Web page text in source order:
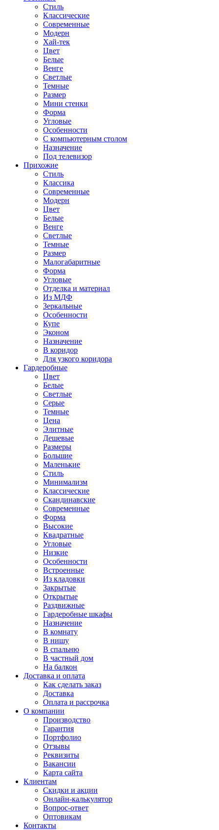
Стиль
Классические
Современные
Модерн
Хай-тек
Цвет
Белые
Венге
Светлые
Темные
Размер
Мини стенки
Форма
Угловые
Особенности
С компьютерным столом
Назначение
Под телевизор
Прихожие
Стиль
Классика
Современные
Модерн
Цвет
Белые
Венге
Светлые
Темные
Размер
Малогабаритные
Форма
Угловые
Отделка и материал
Из МДФ
Зеркальные
Особенности
Купе
Эконом
Назначение
В коридор
Для узкого коридора
Гардеробные
Цвет
Белые
Светлые
Серые
Темные
Цена
Элитные
Дешевые
Размеры
Большие
Маленькие
Стиль
Минимализм
Классические
Скандинавские
Современные
Форма
Высокие
Квадратные
Угловые
Низкие
Особенности
Встроенные
Из кладовки
Закрытые
Открытые
Раздвижные
Гардеробные шкафы
Назначение
В комнату
В нишу
В спальню
В частный дом
На балкон
Доставка и оплата
Как сделать заказ
Доставка
Оплата и рассрочка
О компании
Производство
Гарантия
Портфолио
Отзывы
Реквизиты
Вакансии
Карта сайта
Клиентам
Скидки и акции
Онлайн-калькулятор
Вопрос-ответ
Оптовикам
Контакты